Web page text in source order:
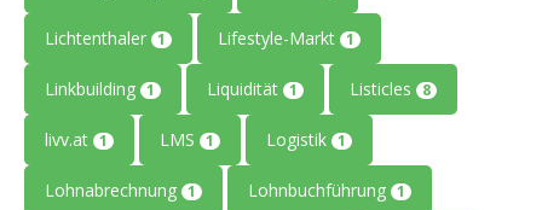
Lichtenthaler 1 Lifestyle-Markt 1
Linkbuilding 1 Liquidität 1 Listicles 8
livv.at 1 LMS 1 Logistik 1
Lohnabrechnung 1 Lohnbuchführung 1